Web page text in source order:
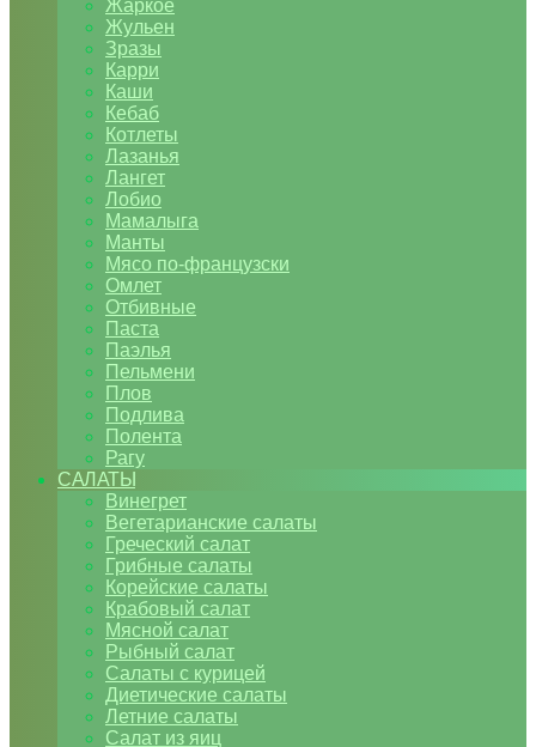
Жаркое
Жульен
Зразы
Карри
Каши
Кебаб
Котлеты
Лазанья
Лангет
Лобио
Мамалыга
Манты
Мясо по-французски
Омлет
Отбивные
Паста
Паэлья
Пельмени
Плов
Подлива
Полента
Рагу
САЛАТЫ
Винегрет
Вегетарианские салаты
Греческий салат
Грибные салаты
Корейские салаты
Крабовый салат
Мясной салат
Рыбный салат
Салаты с курицей
Диетические салаты
Летние салаты
Салат из яиц